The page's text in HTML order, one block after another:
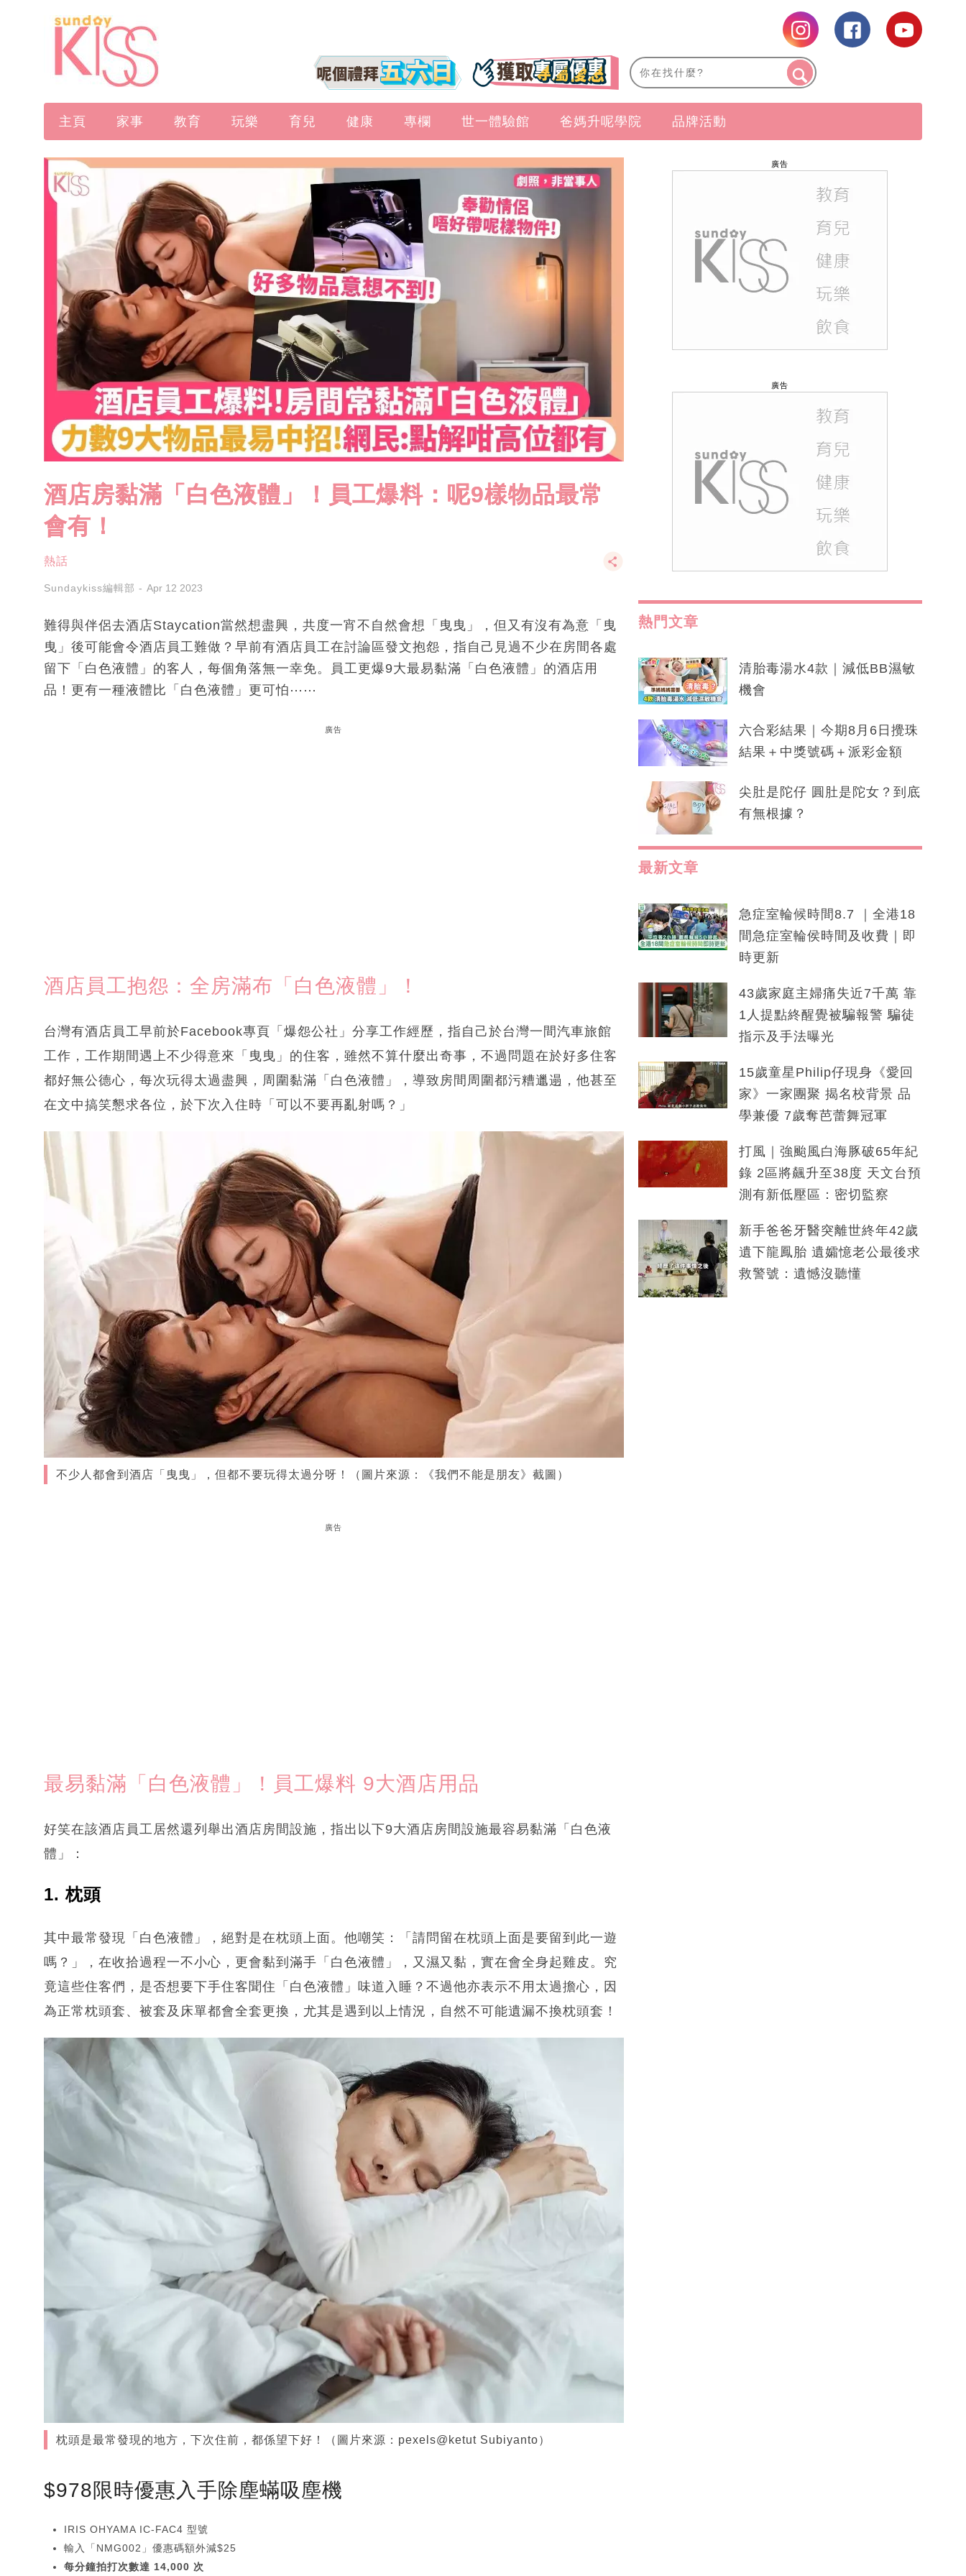
主頁 家事 教育 玩樂 育兒 健康 專欄 世一體驗館 爸媽升呢學院 品牌活動
酒店房黏滿「白色液體」！員工爆料：呢9樣物品最常
會有！
熱話
Sundaykiss編輯部 Apr 12 2023
難得與伴侶去酒店Staycation當然想盡興，共度一宵不自然會想「曳曳」，但又有沒有為意「曳
曳」後可能會令酒店員工難做？早前有酒店員工在討論區發文抱怨，指自己見過不少在房間各處
留下「白色液體」的客人，每個角落無一幸免。員工更爆9大最易黏滿「白色液體」的酒店用
品！更有一種液體比「白色液體」更可怕⋯⋯
廣告
酒店員工抱怨：全房滿布「白色液體」！
台灣有酒店員工早前於Facebook專頁「爆怨公社」分享工作經歷，指自己於台灣一間汽車旅館
工作，工作期間遇上不少得意來「曳曳」的住客，雖然不算什麼出奇事，不過問題在於好多住客
都好無公德心，每次玩得太過盡興，周圍黏滿「白色液體」，導致房間周圍都污糟邋遢，他甚至
在文中搞笑懇求各位，於下次入住時「可以不要再亂射嗎？」
不少人都會到酒店「曳曳」，但都不要玩得太過分呀！（圖片來源：《我們不能是朋友》截圖）
廣告
最易黏滿「白色液體」！員工爆料 9大酒店用品
好笑在該酒店員工居然還列舉出酒店房間設施，指出以下9大酒店房間設施最容易黏滿「白色液
體」：
1. 枕頭
其中最常發現「白色液體」，絕對是在枕頭上面。他嘲笑：「請問留在枕頭上面是要留到此一遊
嗎？」，在收拾過程一不小心，更會黏到滿手「白色液體」，又濕又黏，實在會全身起雞皮。究
竟這些住客們，是否想要下手住客聞住「白色液體」味道入睡？不過他亦表示不用太過擔心，因
為正常枕頭套、被套及床單都會全套更換，尤其是遇到以上情況，自然不可能遺漏不換枕頭套！
枕頭是最常發現的地方，下次住前，都係望下好！（圖片來源：pexels@ketut Subiyanto）
$978限時優惠入手除塵蟎吸塵機
IRIS OHYAMA IC-FAC4 型號
輸入「NMG002」優惠碼額外減$25
每分鐘拍打次數達 14,000 次
廣告
廣告
熱門文章
清胎毒湯水4款｜減低BB濕敏
機會
六合彩結果｜今期8月6日攪珠
結果＋中獎號碼＋派彩金額
尖肚是陀仔 圓肚是陀女？到底
有無根據？
最新文章
急症室輪候時間8.7 ｜全港18
間急症室輪侯時間及收費｜即
時更新
43歲家庭主婦痛失近7千萬 靠
1人提點終醒覺被騙報警 騙徒
指示及手法曝光
15歲童星Philip仔現身《愛回
家》一家團聚 揭名校背景 品
學兼優 7歲奪芭蕾舞冠軍
打風｜強颱風白海豚破65年紀
錄 2區將飆升至38度 天文台預
測有新低壓區：密切監察
新手爸爸牙醫突離世終年42歲
遺下龍鳳胎 遺孀憶老公最後求
救警號：遺憾沒聽懂